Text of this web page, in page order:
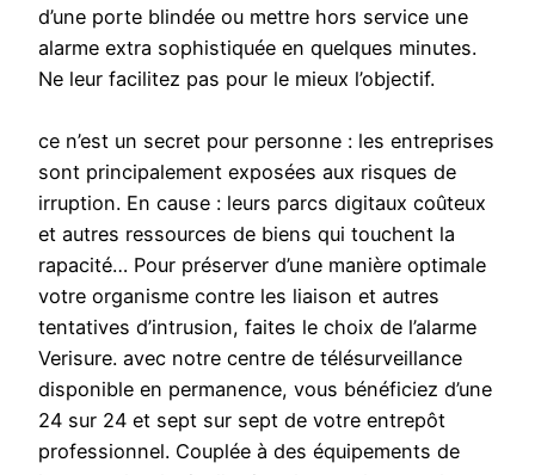
d’une porte blindée ou mettre hors service une
alarme extra sophistiquée en quelques minutes.
Ne leur facilitez pas pour le mieux l’objectif.
ce n’est un secret pour personne : les entreprises
sont principalement exposées aux risques de
irruption. En cause : leurs parcs digitaux coûteux
et autres ressources de biens qui touchent la
rapacité… Pour préserver d’une manière optimale
votre organisme contre les liaison et autres
tentatives d’intrusion, faites le choix de l’alarme
Verisure. avec notre centre de télésurveillance
disponible en permanence, vous bénéficiez d’une
24 sur 24 et sept sur sept de votre entrepôt
professionnel. Couplée à des équipements de